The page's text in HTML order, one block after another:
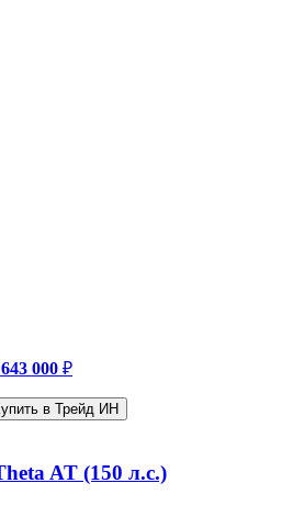
643 000 ₽
в Трейд ИН
AT (150 л.с.)